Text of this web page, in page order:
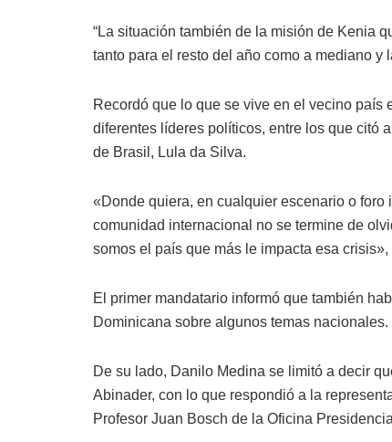
“La situación también de la misión de Kenia
tanto para el resto del año como a mediano y
Recordó que lo que se vive en el vecino
diferentes líderes políticos, entre los que citó
de Brasil, Lula da Silva.
«Donde quiera, en cualquier escenario o
comunidad internacional no se termine de
somos el país que más le impacta esa
El primer mandatario informó que también
Dominicana sobre algunos temas nacionales.
De su lado, Danilo Medina se limitó a decir
Abinader, con lo que respondió a la
Profesor Juan Bosch de la Oficina